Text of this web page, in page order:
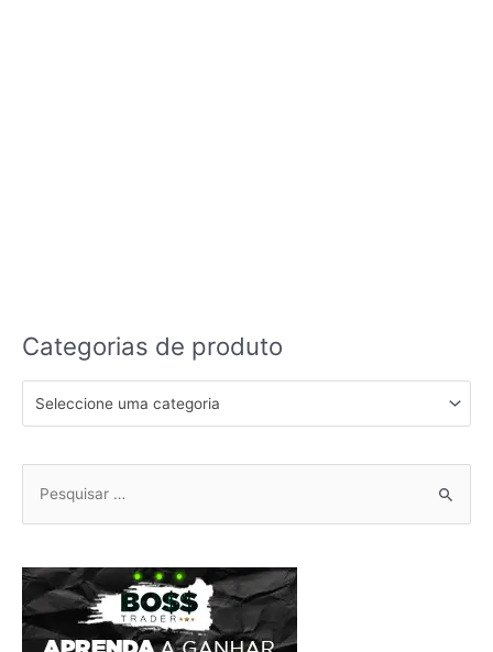
Categorias de produto
Seleccione uma categoria
Pesquisar